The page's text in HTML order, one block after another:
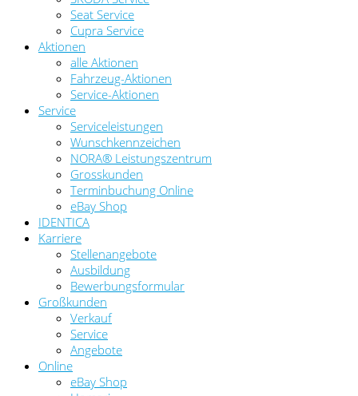
Seat Service
Cupra Service
Aktionen
alle Aktionen
Fahrzeug-Aktionen
Service-Aktionen
Service
Serviceleistungen
Wunschkennzeichen
NORA® Leistungszentrum
Grosskunden
Terminbuchung Online
eBay Shop
IDENTICA
Karriere
Stellenangebote
Ausbildung
Bewerbungsformular
Großkunden
Verkauf
Service
Angebote
Online
eBay Shop